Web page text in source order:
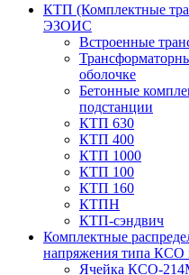
КТП (Комплектные
ЭЗОИС
Встроенные
оболочке
Бетонные
подстанции
КТП 630
КТП 400
КТП 1000
КТП 100
КТП 160
КТПН
КТП-сэндвич
Комплектные
напряжения типа
Ячейка КСО-